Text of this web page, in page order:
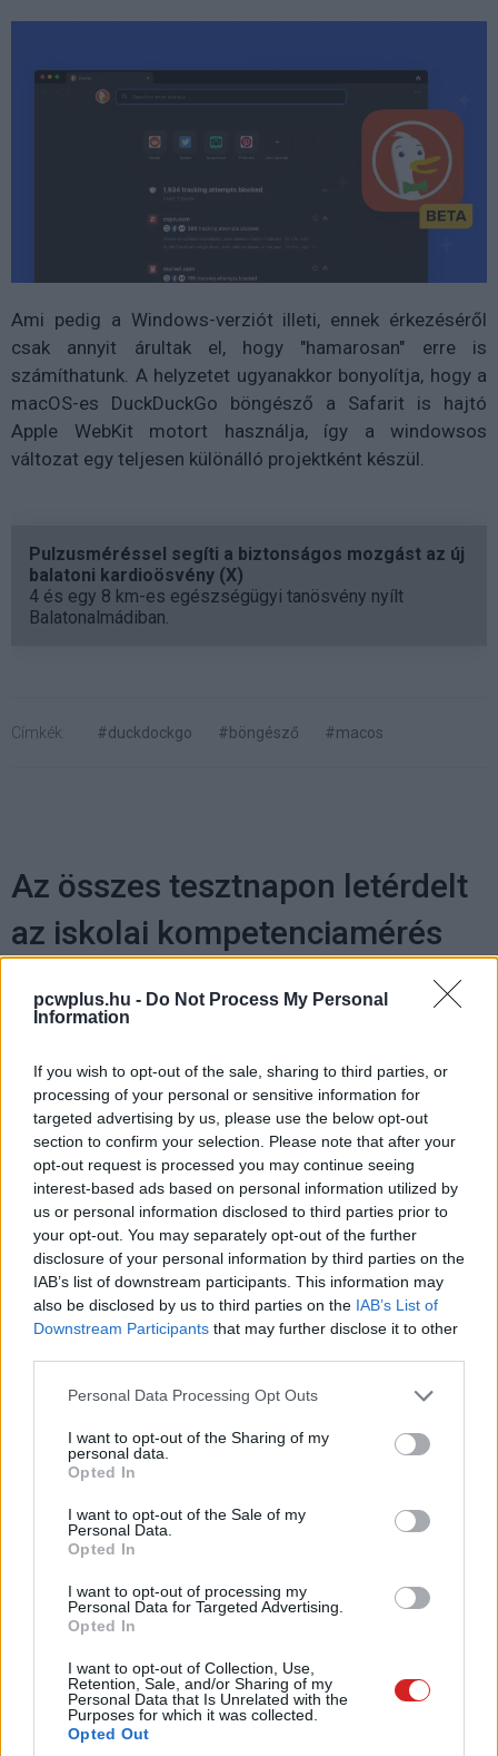
pcwplus.hu - Do Not Process My Personal
Information
If you wish to opt-out of the sale, sharing to third parties, or
processing of your personal or sensitive information for
targeted advertising by us, please use the below opt-out
section to confirm your selection. Please note that after your
opt-out request is processed you may continue seeing
interest-based ads based on personal information utilized by
us or personal information disclosed to third parties prior to
your opt-out. You may separately opt-out of the further
disclosure of your personal information by third parties on the
IAB’s list of downstream participants. This information may
also be disclosed by us to third parties on the IAB’s List of
Downstream Participants that may further disclose it to other
Please note that this website/app uses one or more Google
not limited to your visit or usage behaviour. You may click to
grant or deny consent to Google and its third-party tags to
use your data for below specified purposes in below Google
consent section.
Personal Data Processing Opt Outs
I want to opt-out of the Sharing of my
personal data.
Opted In
I want to opt-out of the Sale of my
Personal Data.
Opted In
I want to opt-out of processing my
Personal Data for Targeted Advertising.
Opted In
I want to opt-out of Collection, Use,
Retention, Sale, and/or Sharing of my
Personal Data that Is Unrelated with the
Purposes for which it was collected.
Opted Out
Ami pedig a Windows-verziót illeti, ennek érkezéséről
csak annyit árultak el, hogy "hamarosan" erre is
számíthatunk. A helyzetet ugyanakkor bonyolítja, hogy a
macOS-es DuckDuckGo böngésző a Safarit is hajtó
Apple WebKit motort használja, így a windowsos
változat egy teljesen különálló projektként készül.
Pulzusméréssel segíti a biztonságos mozgást az új
balatoni kardioösvény (X)
4 és egy 8 km-es egészségügyi tanösvény nyílt
Balatonalmádiban.
Címkék: #duckdockgo #böngésző #macos
Az összes tesztnapon letérdelt
az iskolai kompetenciamérés
Ikker Zsolt 2022 április 14. 20:32
Az illetékes minisztérium túlterheléses
támadásra hivatkozik, miután háromból
egyetlen korosztályban sem sikerült tesztelni
a kompetenciamérés felületét.
ugyanis nem papíron, hanem teljesen digitális formában
bonyolítják le a tesztet, melynek célja a diákok
képességeinek feltérképezése és összehasonlítása.
Az új korszak azonban meglehetősen döcögősen indul,
mivel mindhárom meghirdetett próbaalkalom során
bemondta az unalmast az OKM-hez készült digitális
A matematikai, szövegértési, idegen nyelvi és
természettudományos ismeretekre fókuszáló